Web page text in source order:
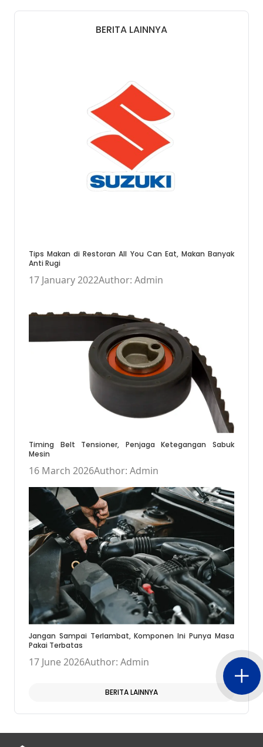
BERITA LAINNYA
Tips Makan di Restoran All You Can Eat, Makan Banyak
Anti Rugi
17 January 2022Author: Admin
Timing Belt Tensioner, Penjaga Ketegangan Sabuk
Mesin
16 March 2026Author: Admin
Jangan Sampai Terlambat, Komponen Ini Punya Masa
Pakai Terbatas
17 June 2026Author: Admin
BERITA LAINNYA